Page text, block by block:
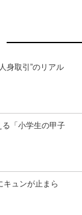
身取引”のリアル
「小学生の甲子
キュンが止まら